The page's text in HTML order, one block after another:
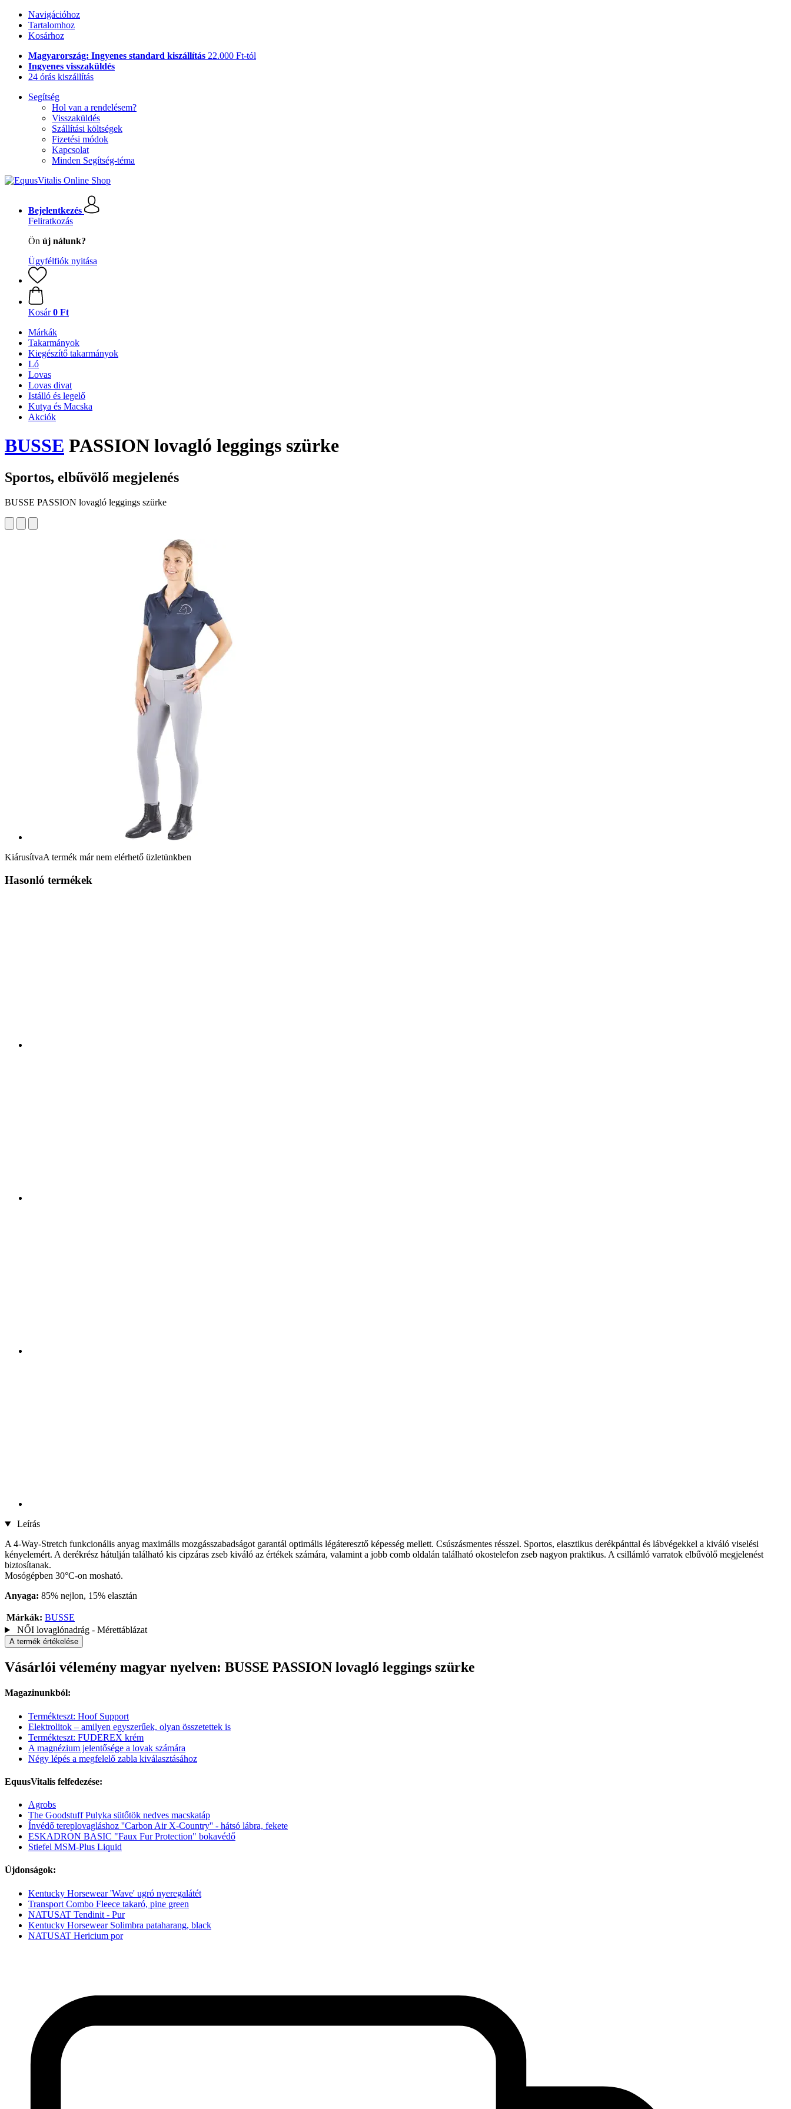
Navigációhoz
Tartalomhoz
Kosárhoz
Magyarország: Ingyenes standard kiszállítás 22.000 Ft-tól
Ingyenes visszaküldés
24 órás kiszállítás
Segítség
Hol van a rendelésem?
Visszaküldés
Szállítási költségek
Fizetési módok
Kapcsolat
Minden Segítség-téma
Bejelentkezés
Feliratkozás
Ön új nálunk?
Ügyfélfiók nyitása
Kosár 0 Ft
Márkák
Takarmányok
Kiegészítő takarmányok
Ló
Lovas
Lovas divat
Istálló és legelő
Kutya és Macska
Akciók
BUSSE PASSION lovagló leggings szürke
Sportos, elbűvölő megjelenés
BUSSE PASSION lovagló leggings szürke
KiárusítvaA termék már nem elérhető üzletünkben
Hasonló termékek
Leírás
A 4-Way-Stretch funkcionális anyag maximális mozgásszabadságot garantál optimális légáteresztő képesség mellett. Csúszásmentes résszel. Sportos, elasztikus derékpánttal és lábvégekkel a kiváló viselési
kényelemért. A derékrész hátulján található kis cipzáras zseb kiváló az értékek számára, valamint a jobb comb oldalán található okostelefon zseb nagyon praktikus. A csillámló varratok elbűvölő megjelenést
biztosítanak.
Mosógépben 30°C-on mosható.
Anyaga: 85% nejlon, 15% elasztán
Márkák: BUSSE
NŐI lovaglónadrág - Mérettáblázat
A termék értékelése
Vásárlói vélemény magyar nyelven: BUSSE PASSION lovagló leggings szürke
Magazinunkból:
Termékteszt: Hoof Support
Elektrolitok – amilyen egyszerűek, olyan összetettek is
Termékteszt: FUDEREX krém
A magnézium jelentősége a lovak számára
Négy lépés a megfelelő zabla kiválasztásához
EquusVitalis felfedezése:
Agrobs
The Goodstuff Pulyka sütőtök nedves macskatáp
Ínvédő tereplovagláshoz ''Carbon Air X-Country'' - hátsó lábra, fekete
ESKADRON BASIC "Faux Fur Protection" bokavédő
Stiefel MSM-Plus Liquid
Újdonságok:
Kentucky Horsewear 'Wave' ugró nyeregalátét
Transport Combo Fleece takaró, pine green
NATUSAT Tendinit - Pur
Kentucky Horsewear Solimbra pataharang, black
NATUSAT Hericium por